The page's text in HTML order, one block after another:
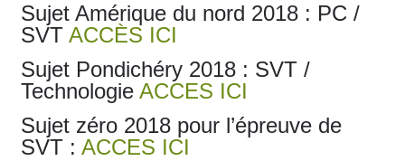
Sujet Amérique du nord 2018 : PC /
SVTACCÈS ICI
Sujet Pondichéry 2018 : SVT /
TechnologieACCES ICI
Sujet zéro 2018 pour l’épreuve de
SVT :ACCES ICI